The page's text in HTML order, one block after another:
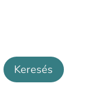
Keresés